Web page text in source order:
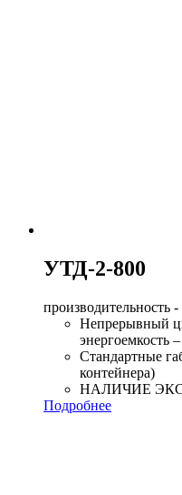
УТД-2-800
производительность
Непрерывный
энергоемкость
Стандартные
контейнера)
НАЛИЧИЕ
Подробнее